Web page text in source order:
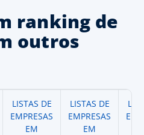
ranking de
outros
LISTAS DE
EMPRESAS
EM
LISTAS DE
EMPRESAS
EM